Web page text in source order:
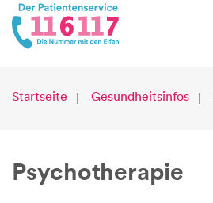
Startseite Gesundheitsinfos
Psychotherapie